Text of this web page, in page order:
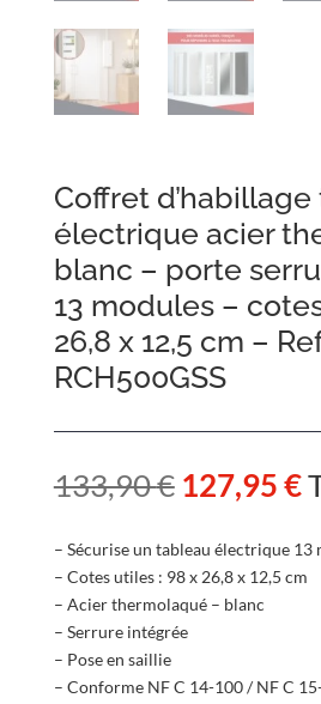
Coffret
électrique acier
blanc – porte
13 modules –
26,8 x 12,5 cm –
RCH500GSS
133,90€ Le
initial
était :
133,90 €.
127,95€
– Sécurise un tableau électrique 13
– Cotes utiles : 98 x 26,8 x 12,5 cm
– Acier thermolaqué – blanc
– Serrure intégrée
– Pose en saillie
– Conforme NF C 14-100 / NF C